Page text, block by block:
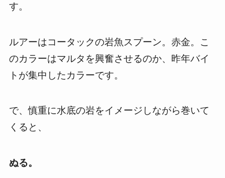
す。
ルアーはコータックの岩魚スプーン。赤金。こ
のカラーはマルタを興奮させるのか、昨年バイ
トが集中したカラーです。
で、慎重に水底の岩をイメージしながら巻いて
くると、
ぬる。